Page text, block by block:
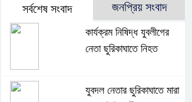
সর্বশেষ সংবাদ জনপ্রিয় সংবাদ
কার্যক্রম নিষিদ্ধ যুবলীগের
নেতা ছুরিকাঘাতে নিহত
যুবদল নেতার ছুরিকাঘাতে মারা